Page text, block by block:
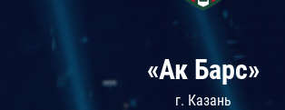
«Ак Барс»
г. Казань